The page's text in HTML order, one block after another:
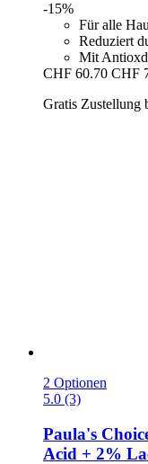
-15%
Für alle
Reduziert
Mit
CHF 60.70 CHF
Gratis Zustellung
2 Optionen
5.0 (3)
Paula's
Acid + 2%